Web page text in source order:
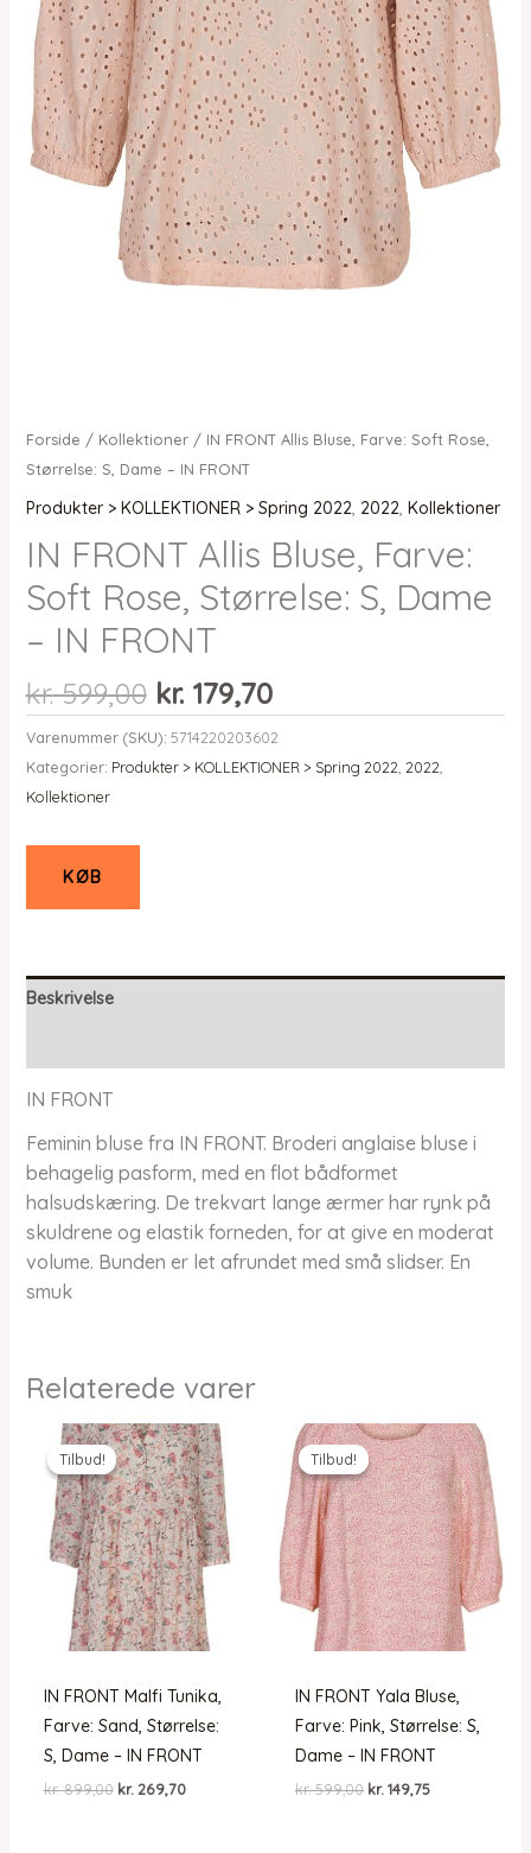
Forside / Kollektioner/ IN FRONT Allis Bluse, Farve: Soft Rose,
Størrelse: S, Dame – IN FRONT
Produkter > KOLLEKTIONER > Spring 2022, 2022, Kollektioner
IN FRONT Allis Bluse, Farve:
Soft Rose, Størrelse: S, Dame
– IN FRONT
kr.599,00 Den
oprindelige
pris
var:
kr.179,70Den
aktuelle
pris
er:
Varenummer (SKU): 5714220203602
Kategorier: Produkter > KOLLEKTIONER > Spring 2022 2022
Kollektioner
KØB
Beskrivelse
IN FRONT
Feminin bluse fra IN FRONT. Broderi anglaise bluse i
behagelig pasform, med en flot bådformet
halsudskæring. De trekvart lange ærmer har rynk på
skuldrene og elastik forneden, for at give en moderat
volume. Bunden er let afrundet med små slidser. En
smuk
Relaterede varer
Tilbud!
Tilbud!
IN FRONT Malfi Tunika,
Farve: Sand, Størrelse:
S, Dame – IN FRONT
kr.899,00 Den
kr.269,70Den
Tilbud!
Tilbud!
IN FRONT Yala Bluse,
Farve: Pink, Størrelse: S,
Dame – IN FRONT
kr.599,00 Den
kr.149,75Den